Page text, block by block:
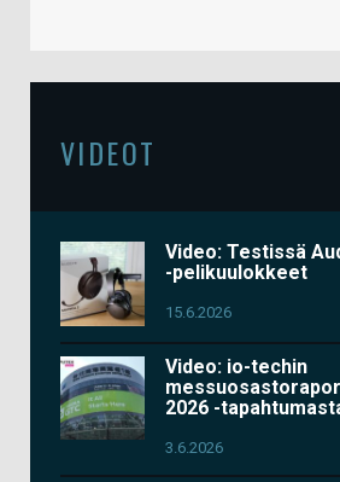
VIDEOT
Video: Testissä
-pelikuulokkeet
15.6.2026
Video: io-techin
2026 -
3.6.2026